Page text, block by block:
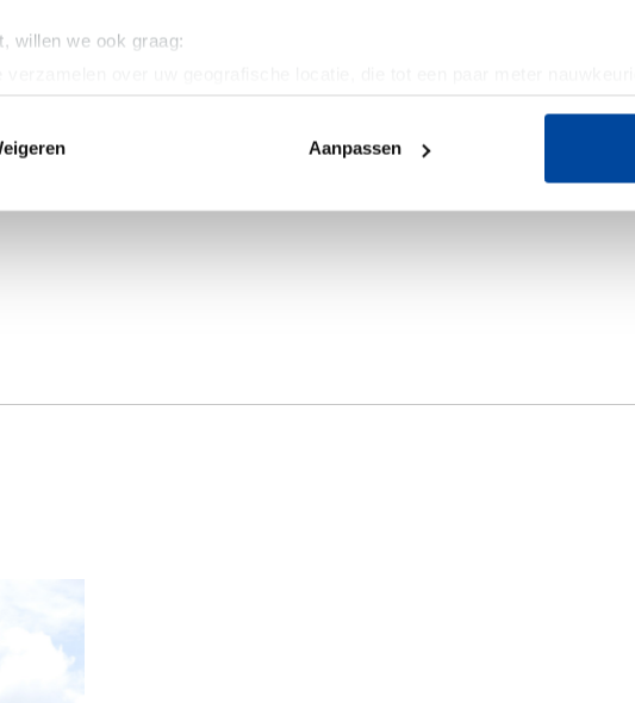
willen we ook graag:
identificeren door het actief te scannen op specifieke eigenschappen
moment wijzigen of intrekken in de Cookieverklaring.
Aanpassen